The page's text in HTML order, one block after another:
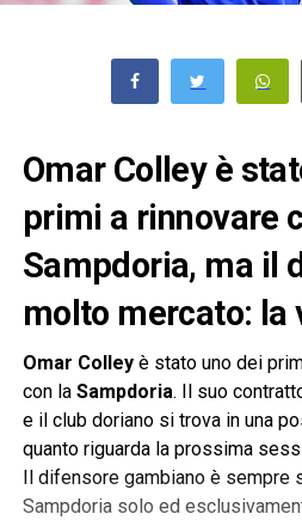
Omar Colley è
primi a rinnovare
Sampdoria, ma il
molto mercato: la
Omar Colleyè stato uno dei
con la Sampdoria. Il suo
e il club doriano si trova in una
quanto riguarda la prossima
Il difensore gambiano è sempre
Sampdoria solo ed